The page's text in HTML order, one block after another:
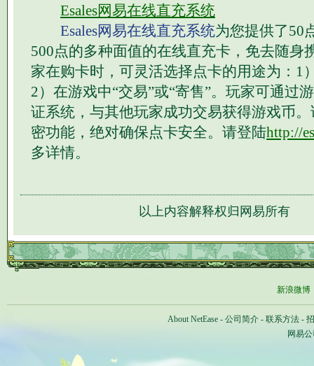
Esales网易在线直充系统
Esales网易在线直充系统为您提供了50
500点的多种面值的在线直充卡，免去随身
家在购卡时，可灵活选择点卡的用途为：1
2）在游戏中“交易”或“寄售”。玩家可通过
证系统，与其他玩家成功交易获得游戏币
密功能，绝对确保点卡安全。请登陆http://
多详情。
以上内容解释权归网易所有
新浪微博
About NetEase - 公司简介 - 联系方法 -
网易